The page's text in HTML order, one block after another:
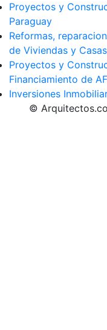
Proyectos y
Paraguay
Reformas,
de Viviendas y
Proyectos y
Financiamiento de
Inversiones
©